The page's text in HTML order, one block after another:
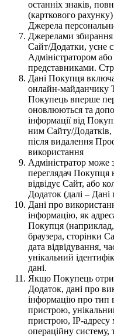
останніх знаків,
(карткового
Джерела
Джерелами
Сайт/Додатки, усне
Адміністратором
представниками.
Дані Покупця
онлайн-майданчику
Покупець вперше
оновлюються та
інформації від
ним Сайту/Додатків,
після видалення
використання
Адміністратор може
переглядач Покупця
відвідує Сайт, або
Додаток (далі –
Дані про
інформацію, як
Покупця (наприклад,
браузера, сторінки
дата відвідування,
унікальний
дані.
Якщо Покупець
Додаток, дані про
інформацію про тип
пристрою,
пристрою, IP-адресу
операційну систему,